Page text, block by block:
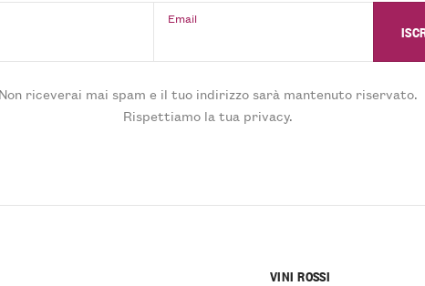
Email
Non riceverai mai spam e il tuo indirizzo sarà mantenuto riservato.
Rispettiamo la tua privacy.
VINI ROSSI